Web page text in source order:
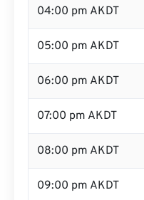
04:00 pm AKDT
05:00 pm AKDT
06:00 pm AKDT
07:00 pm AKDT
08:00 pm AKDT
09:00 pm AKDT